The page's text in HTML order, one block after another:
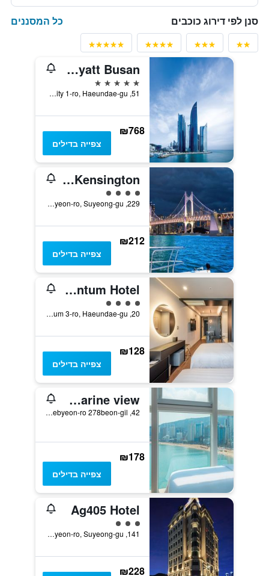
סנן לפי דירוג כוכבים כל המסננים
Park Hyatt Busan
5 כוכבים
51, Marine City 1-ro, Haeundae-gu, פוסן, דרום קוריאה
₪768
צפייה בדילים
Kent Hotel Gwangalli by Kensington
4 דירוג מחלקת נוסעים
229, Gwanganhaebyeon-ro, Suyeong-gu, פוסן, דרום קוריאה
₪212
צפייה בדילים
Haeundae Centum Hotel
4 דירוג מחלקת נוסעים
20, Centum 3-ro, Haeundae-gu, פוסן, דרום קוריאה
₪128
צפייה בדילים
Hotel Marine view
42, Gwanganhaebyeon-ro 278beon-gil, פוסן, דרום קוריאה
₪178
צפייה בדילים
Ag405 Hotel
3 דירוג מחלקת נוסעים
141, Millaksubyeon-ro, Suyeong-gu, פוסן, דרום קוריאה
₪228